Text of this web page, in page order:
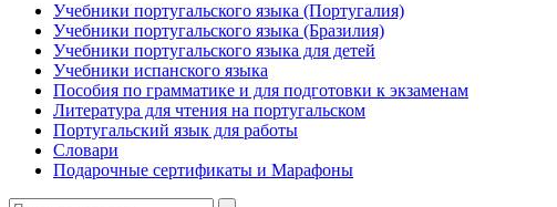
Учебники португальского языка (Португалия)
Учебники португальского языка (Бразилия)
Учебники португальского языка для детей
Учебники испанского языка
Пособия по грамматике и для подготовки к экзаменам
Литература для чтения на португальском
Португальский язык для работы
Словари
Подарочные сертификаты и Марафоны